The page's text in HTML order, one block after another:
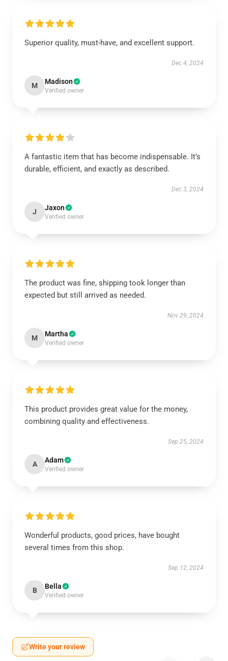
Superior quality, must-have, and excellent support.
Dec 4, 2024
M Madison
Verified owner
A fantastic item that has become indispensable. It’s
durable, efficient, and exactly as described.
Dec 3, 2024
J Jaxon
Verified owner
The product was fine, shipping took longer than
expected but still arrived as needed.
Nov 29, 2024
M Martha
Verified owner
This product provides great value for the money,
combining quality and effectiveness.
Sep 25, 2024
A Adam
Verified owner
Wonderful products, good prices, have bought
several times from this shop.
Sep 12, 2024
B Bella
Verified owner
Write your review